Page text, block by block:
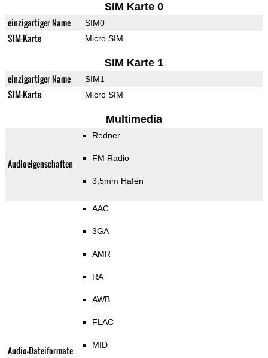
SIM Karte 0
einzigartiger Name SIM0
SIM-Karte Micro SIM
SIM Karte 1
einzigartiger Name SIM1
SIM-Karte Micro SIM
Multimedia
Audioeigenschaften
Redner
FM Radio
3,5mm Hafen
Audio-Dateiformate
AAC
3GA
AMR
RA
AWB
FLAC
MID